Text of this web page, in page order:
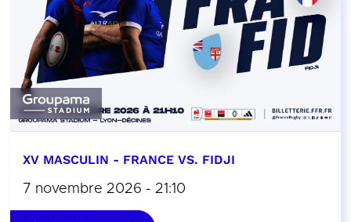
XV MASCULIN - FRANCE VS. FIDJI
7 novembre 2026 - 21:10